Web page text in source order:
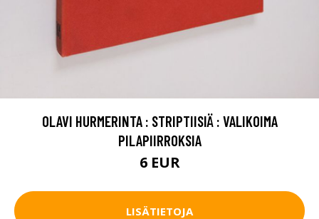
OLAVI HURMERINTA : STRIPTIISIÄ : VALIKOIMA
PILAPIIRROKSIA
6 EUR
LISÄTIETOJA